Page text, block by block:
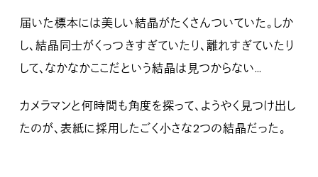
届いた標本には美しい結晶がたくさんついていた。しか
し、結晶同士がくっつきすぎていたり、離れすぎていたり
して、なかなかここだという結晶は見つからない…
カメラマンと何時間も角度を探って、ようやく見つけ出し
たのが、表紙に採用したごく小さな2つの結晶だった。